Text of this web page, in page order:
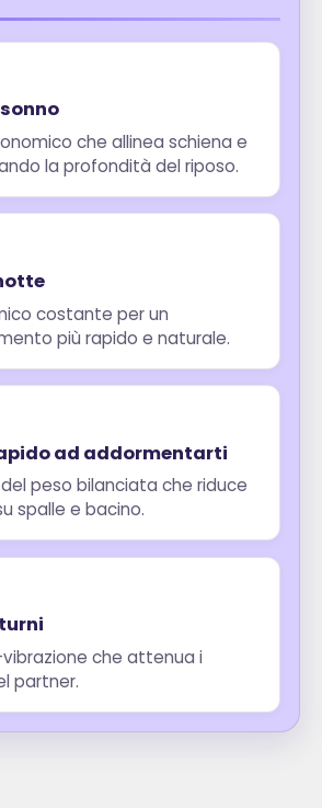
che allinea schiena e
la profondità del riposo.
costante per un
più rapido e naturale.
ad addormentarti
peso bilanciata che riduce
spalle e bacino.
che attenua i
partner.